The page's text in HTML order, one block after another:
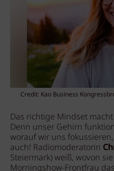
Credit: Kao Business
Das richtige Mindset
Denn unser Gehirn
worauf wir uns
auch! Radiomoderatorin
Steiermark) weiß, wovon
Morningshow-Frontfrau